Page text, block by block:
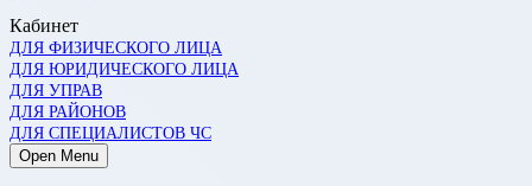
Кабинет
ДЛЯ ФИЗИЧЕСКОГО ЛИЦА
ДЛЯ ЮРИДИЧЕСКОГО ЛИЦА
ДЛЯ УПРАВ
ДЛЯ РАЙОНОВ
ДЛЯ СПЕЦИАЛИСТОВ ЧС
Open Menu